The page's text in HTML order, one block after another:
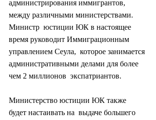
администрирования иммигрантов,
между различными министерствами.
Министр  юстиции ЮК в настоящее
время руководит Иммиграционным
управлением Сеула,  которое занимается
административными делами для более
чем 2 миллионов  экспатриантов.
Министерство юстиции ЮК также
будет настаивать на  выдаче большего